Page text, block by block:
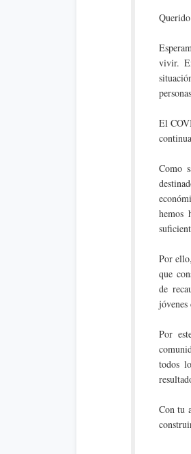
vivir.
El
Como
hemos
Por
que
de
jóvenes
Por
todos
Con tu